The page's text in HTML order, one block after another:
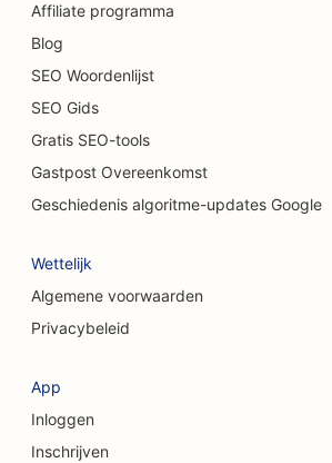
SEO voor casual restaurants
SEO voor chemische peelingdiensten
SEO voor kattencafés
SEO voor schoonmaakdiensten
SEO voor adviesbureaus
SEO voor cosmetische chirurgen
SEO voor valutawisseldiensten
Affiliate programma
Blog
SEO Woordenlijst
SEO Gids
Gratis SEO-tools
Gastpost Overeenkomst
Geschiedenis algoritme-updates Google
Wettelijk
Algemene voorwaarden
Privacybeleid
App
Inloggen
Inschrijven